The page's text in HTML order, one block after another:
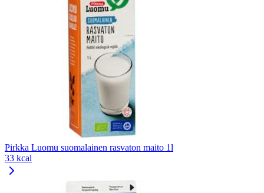
Pirkka Luomu suomalainen rasvaton maito 1l
33 kcal